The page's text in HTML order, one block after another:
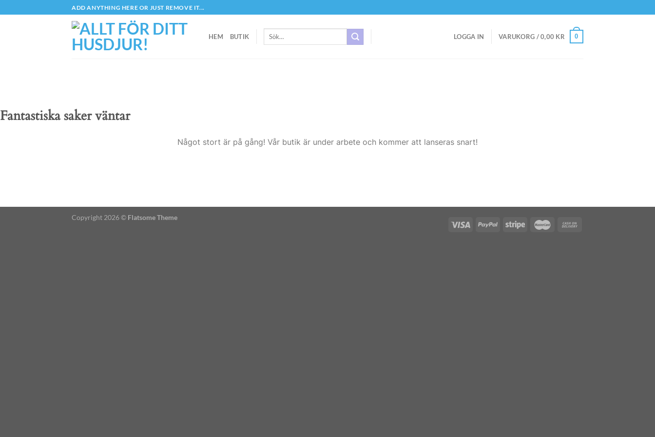
to
ADD ANYTHING HERE OR JUST REMOVE IT...
HEM BUTIK
Sök
LOGGA IN VARUKORG /0,00 KR 0
Fantastiska saker väntar
Något stort är på gång! Vår butik är under arbete och kommer att lanseras snart!
Copyright 2026 © Flatsome Theme